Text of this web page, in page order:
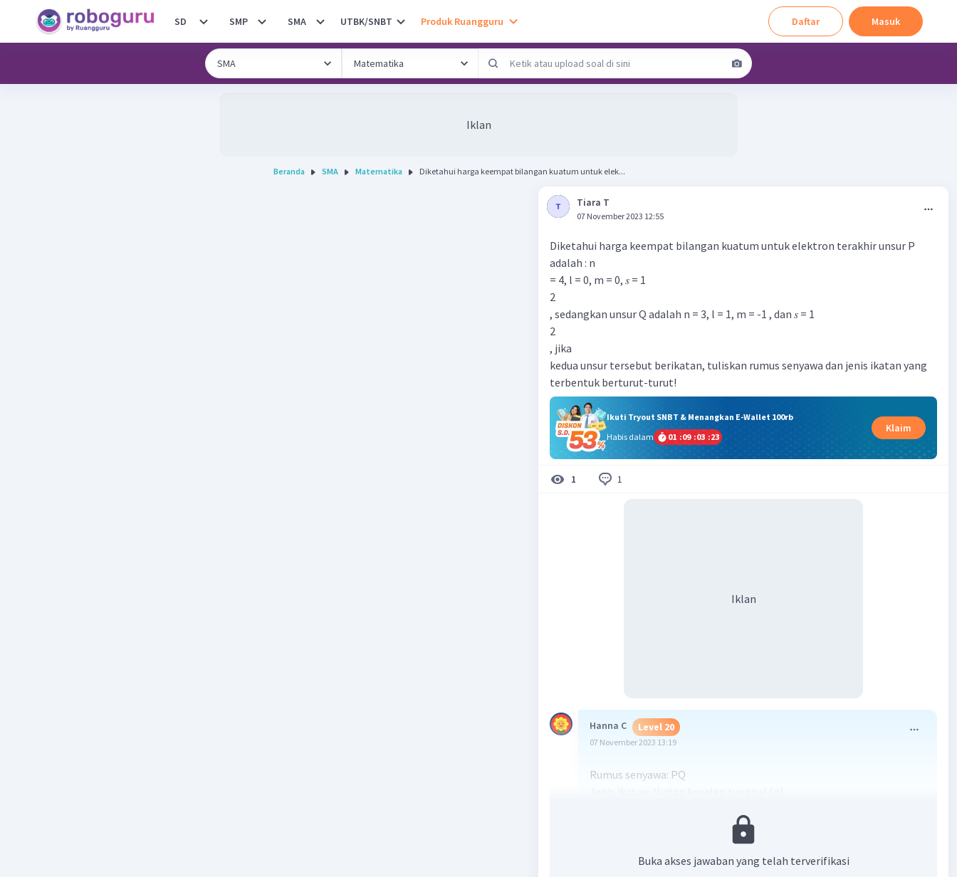
SD SMP SMA UTBK/SNBT Produk Ruangguru Daftar Masuk
Iklan
Beranda SMA Matematika Diketahui harga keempat bilangan kuatum untuk elek...
Tiara T
07 November 2023 12:55
Diketahui harga keempat bilangan kuatum untuk elektron terakhir unsur P
adalah : n
= 4, l = 0, m = 0, 𝑠 = 1
2
, sedangkan unsur Q adalah n = 3, l = 1, m = -1 , dan 𝑠 = 1
2
, jika
kedua unsur tersebut berikatan, tuliskan rumus senyawa dan jenis ikatan yang
terbentuk berturut-turut!
Ikuti Tryout SNBT & Menangkan E-Wallet 100rb
Habis dalam
01 :09 :03 :22
Klaim
1 1
Iklan
Hanna C Level 20
07 November 2023 13:19
Rumus senyawa: PQ
ikatannya adalah ikatan kovalen tunggal.
Beri Rating· 5.0(1) Balas
Buka akses jawaban yang telah terverifikasi